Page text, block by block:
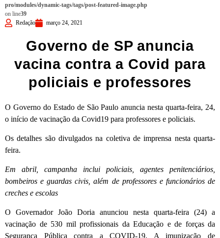
pro/modules/dynamic-tags/tags/post-featured-image.php
on line39
Redação
março 24, 2021
Governo de SP anuncia
vacina contra a Covid para
policiais e professores
O Governo do Estado de São Paulo anuncia nesta quarta-feira, 24,
o início de vacinação da Covid19 para professores e policiais.
Os detalhes são divulgados na coletiva de imprensa nesta quarta-
feira.
Em abril, campanha inclui policiais, agentes penitenciários,
bombeiros e guardas civis, além de professores e funcionários de
creches e escolas
O Governador João Doria anunciou nesta quarta-feira (24) a
vacinação de 530 mil profissionais da Educação e de forças da
Segurança Pública contra a COVID-19. A imunização de